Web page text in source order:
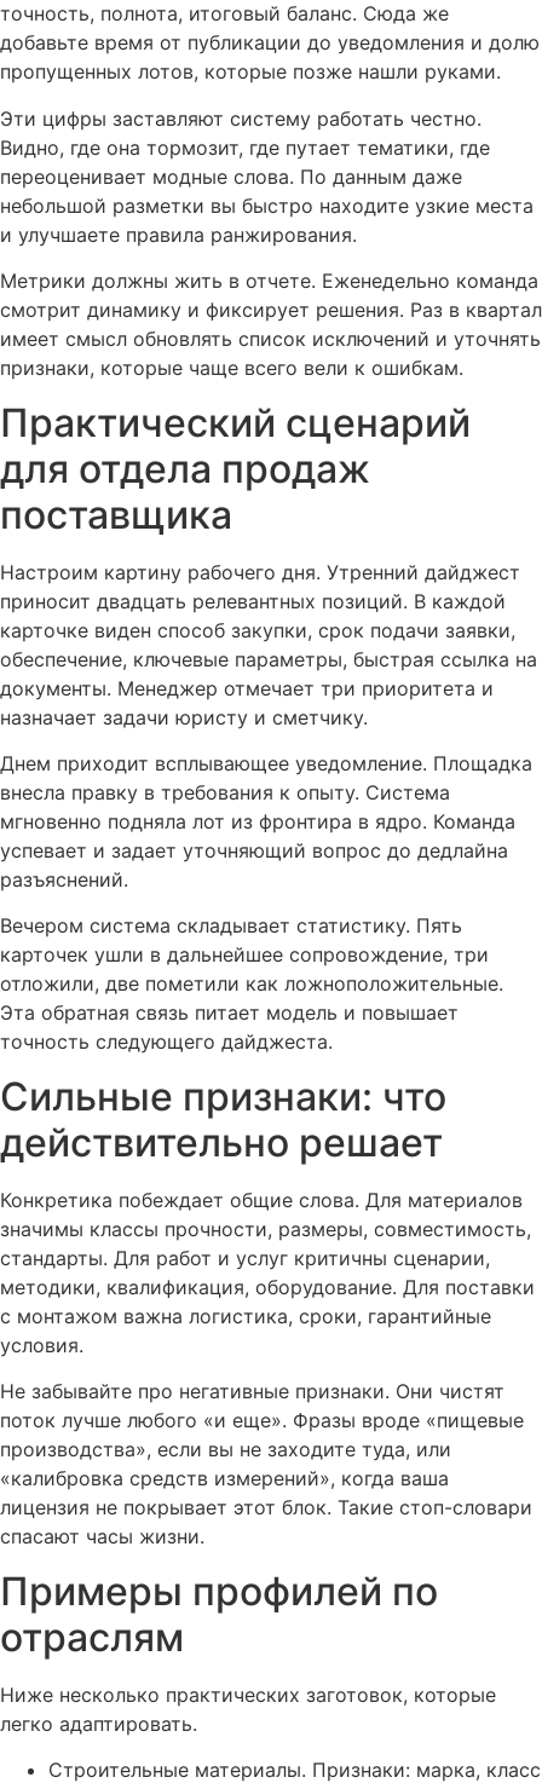
точность, полнота, итоговый баланс. Сюда же
добавьте время от публикации до уведомления и долю
пропущенных лотов, которые позже нашли руками.
Эти цифры заставляют систему работать честно.
Видно, где она тормозит, где путает тематики, где
переоценивает модные слова. По данным даже
небольшой разметки вы быстро находите узкие места
и улучшаете правила ранжирования.
Метрики должны жить в отчете. Еженедельно команда
смотрит динамику и фиксирует решения. Раз в квартал
имеет смысл обновлять список исключений и уточнять
признаки, которые чаще всего вели к ошибкам.
Практический сценарий
для отдела продаж
поставщика
Настроим картину рабочего дня. Утренний дайджест
приносит двадцать релевантных позиций. В каждой
карточке виден способ закупки, срок подачи заявки,
обеспечение, ключевые параметры, быстрая ссылка на
документы. Менеджер отмечает три приоритета и
назначает задачи юристу и сметчику.
Днем приходит всплывающее уведомление. Площадка
внесла правку в требования к опыту. Система
мгновенно подняла лот из фронтира в ядро. Команда
успевает и задает уточняющий вопрос до дедлайна
разъяснений.
Вечером система складывает статистику. Пять
карточек ушли в дальнейшее сопровождение, три
отложили, две пометили как ложноположительные.
Эта обратная связь питает модель и повышает
точность следующего дайджеста.
Сильные признаки: что
действительно решает
Конкретика побеждает общие слова. Для материалов
значимы классы прочности, размеры, совместимость,
стандарты. Для работ и услуг критичны сценарии,
методики, квалификация, оборудование. Для поставки
с монтажом важна логистика, сроки, гарантийные
условия.
Не забывайте про негативные признаки. Они чистят
поток лучше любого «и еще». Фразы вроде «пищевые
производства», если вы не заходите туда, или
«калибровка средств измерений», когда ваша
лицензия не покрывает этот блок. Такие стоп-словари
спасают часы жизни.
Примеры профилей по
отраслям
Ниже несколько практических заготовок, которые
легко адаптировать.
Строительные материалы. Признаки: марка, класс